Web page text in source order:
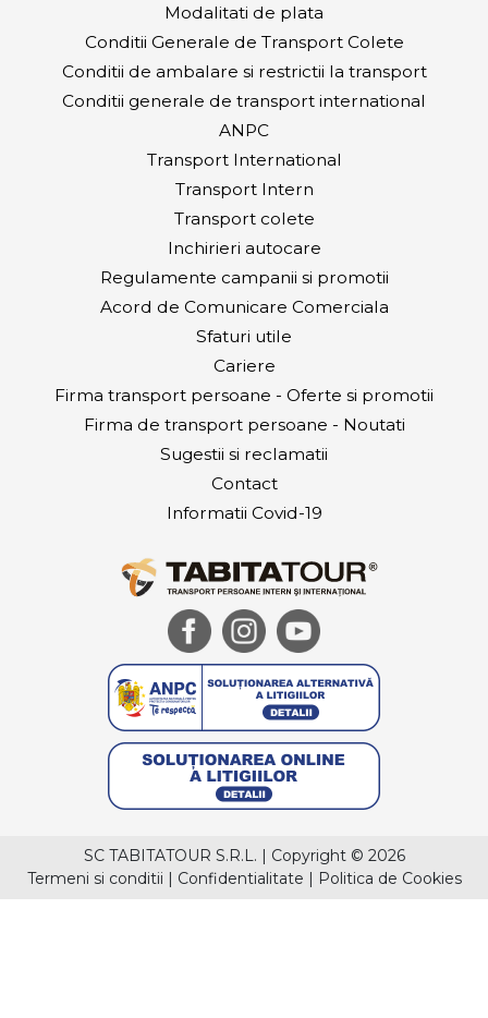
Modalitati de plata
Conditii Generale de Transport Colete
Conditii de ambalare si restrictii la transport
Conditii generale de transport international
ANPC
Transport International
Transport Intern
Transport colete
Inchirieri autocare
Regulamente campanii si promotii
Acord de Comunicare Comerciala
Sfaturi utile
Cariere
Firma transport persoane - Oferte si promotii
Firma de transport persoane - Noutati
Sugestii si reclamatii
Contact
Informatii Covid-19
SC TABITATOUR S.R.L. | Copyright © 2026
Termeni si conditii | Confidentialitate | Politica de Cookies